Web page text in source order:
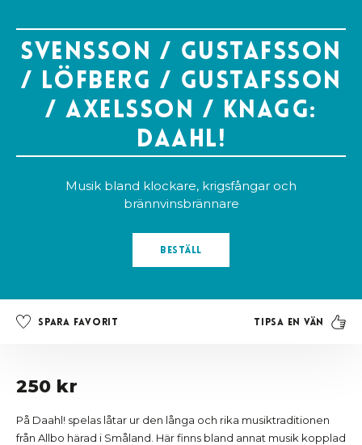
Svensson / Gustafsson
/ Löfberg / Gustafsson
/ Axelsson / Knagg:
Daahl!
Musik bland klockare, krigsfångar och
brännvinsbrännare
Beställ
Spara favorit Tipsa en vän
250 kr
På Daahl! spelas låtar ur den långa och rika musiktraditionen
från Allbo härad i Småland. Här finns bland annat musik kopplad